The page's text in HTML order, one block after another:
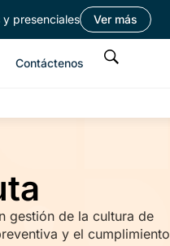
presenciales Ver más
Contáctenos
gestión de la cultura de
y el cumplimiento